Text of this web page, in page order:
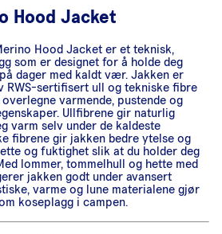
Hood Jacket
Hood Jacket er et teknisk,
som er designet for å holde deg
dager med kaldt vær. Jakken er
RWS-sertifisert ull og tekniske fibre
varmende, pustende og
Ullfibrene gir naturlig
varm selv under de kaldeste
fibrene gir jakken bedre ytelse og
og fuktighet slik at du holder deg
lommer, tommelhull og hette med
jakken godt under avansert
varme og lune materialene gjør
koseplagg i campen.